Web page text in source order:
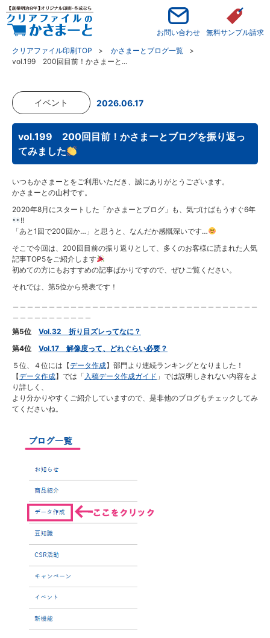
お問い合わせ
無料サンプル請求
クリアファイル印刷TOP
かさまーとブログ一覧
vol.199 200回目前！かさまーと...
イベント 2026.06.17
vol.199 200回目前！かさまーとブログを振り返っ
てみました
いつもかさまーとをご利用いただき、誠にありがとうございます。
かさまーとの山村です。
2020年8月にスタートした「かさまーとブログ」も、気づけばもうすぐ6年
!!
「あと1回で200回か…」と思うと、なんだか感慨深いです…
そこで今回は、200回目前の振り返りとして、多くのお客様に読まれた人気
記事TOP5をご紹介します
初めての方にもおすすめの記事ばかりですので、ぜひご覧ください。
それでは、第5位から発表です！
第5位 Vol.32 折り目ズレってなに？
第4位 Vol.17 解像度って、どれぐらい必要？
５位、４位には【データ作成】部門より連続ランキングとなりました！
【データ作成】では「 入稿データ作成ガイド 」では説明しきれない内容をよ
り詳しく、
より分かりやすくご紹介していますので、是非他のブログもチェックしてみ
てくださいね。